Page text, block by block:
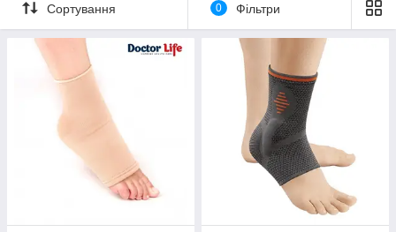
Сортування 0 Фільтри